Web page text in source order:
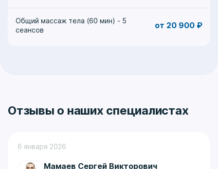
Общий массаж тела (60 мин) - 5
сеансов
от 20 900 ₽
Отзывы о наших специалистах
6 января 2026
Мамаев Сергей Викторович